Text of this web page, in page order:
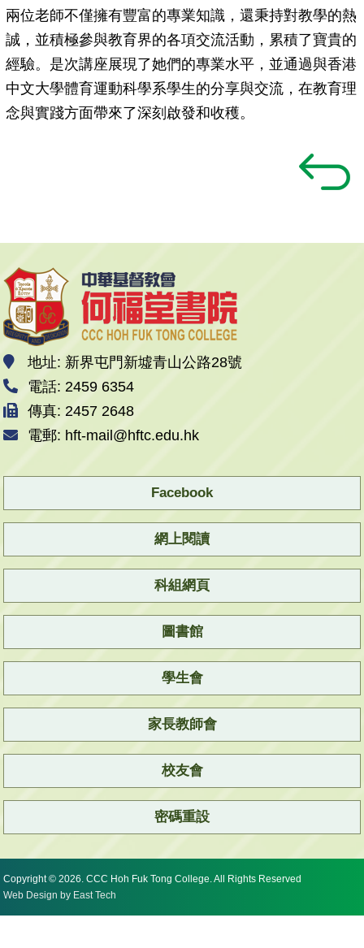
兩位老師不僅擁有豐富的專業知識，還秉持對教學的熱
誠，並積極參與教育界的各項交流活動，累積了寶貴的
經驗。是次講座展現了她們的專業水平，並通過與香港
中文大學體育運動科學系學生的分享與交流，在教育理
念與實踐方面帶來了深刻啟發和收穫。
地址: 新界屯門新墟青山公路28號
電話: 2459 6354
傳真: 2457 2648
電郵: hft-mail@hftc.edu.hk
Facebook
網上閱讀
科組網頁
圖書館
學生會
家長教師會
校友會
密碼重設
Copyright © 2026. CCC Hoh Fuk Tong College. All Rights Reserved
Web Design by East Tech